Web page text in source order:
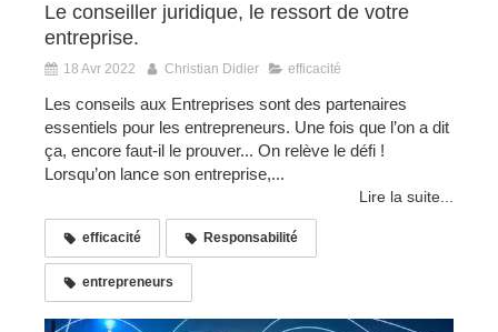
Le conseiller juridique, le ressort de votre
entreprise.
18 Avr 2022 Christian Didier efficacité
Les conseils aux Entreprises sont des partenaires
essentiels pour les entrepreneurs. Une fois que l’on a dit
ça, encore faut-il le prouver... On relève le défi !
Lorsqu’on lance son entreprise,...
Lire la suite...
efficacité Responsabilité
entrepreneurs